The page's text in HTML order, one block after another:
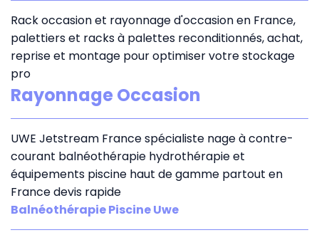
Rack occasion et rayonnage d'occasion en France,
palettiers et racks à palettes reconditionnés, achat,
reprise et montage pour optimiser votre stockage
pro
Rayonnage Occasion
UWE Jetstream France spécialiste nage à contre-
courant balnéothérapie hydrothérapie et
équipements piscine haut de gamme partout en
France devis rapide
Balnéothérapie Piscine Uwe